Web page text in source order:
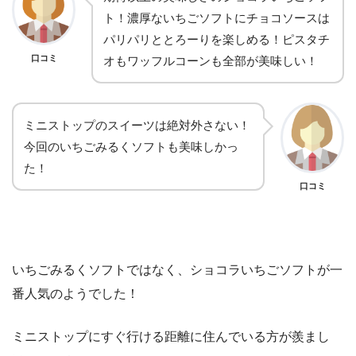
口コミ
ト！濃厚ないちごソフトにチョコソースは
パリパリととろーりを楽しめる！ピスタチ
オもワッフルコーンも全部が美味しい！
ミニストップのスイーツは絶対外さない！
今回のいちごみるくソフトも美味しかっ
た！
口コミ
いちごみるくソフトではなく、ショコラいちごソフトが一
番人気のようでした！
ミニストップにすぐ行ける距離に住んでいる方が羨まし